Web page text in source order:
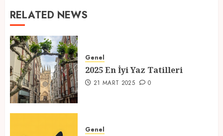
RELATED NEWS
Genel
2025 En İyi Yaz Tatilleri
21 MART 2025 0
Genel